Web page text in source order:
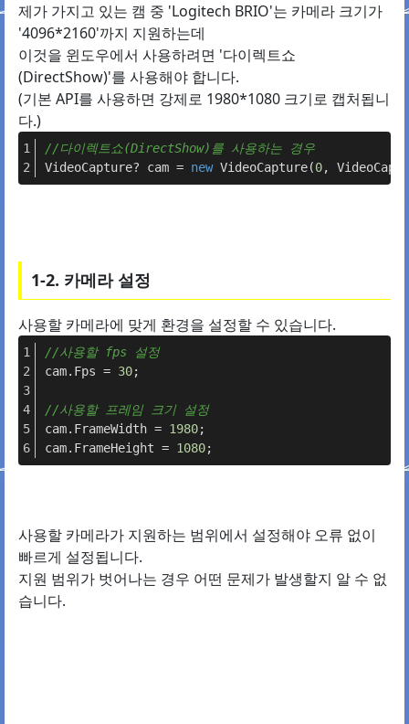
제가 가지고 있는 캠 중 'Logitech BRIO'는 카메라 크기가
'4096*2160'까지 지원하는데
이것을 윈도우에서 사용하려면 '다이렉트쇼
(DirectShow)'를 사용해야 합니다.
(기본 API를 사용하면 강제로 1980*1080 크기로 캡처됩니
다.)
//다이렉트쇼(DirectShow)를 사용하는 경우
VideoCapture? cam = new VideoCapture(0,
1-2. 카메라 설정
사용할 카메라에 맞게 환경을 설정할 수 있습니다.
//사용할 fps 설정
cam.Fps = 30;
//사용할 프레임 크기 설정
cam.FrameWidth = 1980;
cam.FrameHeight = 1080;
사용할 카메라가 지원하는 범위에서 설정해야 오류 없이
빠르게 설정됩니다.
지원 범위가 벗어나는 경우 어떤 문제가 발생할지 알 수 없
습니다.